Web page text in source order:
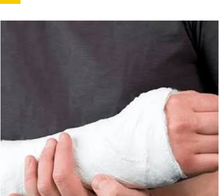
Німецька модель соціального страхування
від нещасних випадків
Порівняння української та німецької моделей
соціального страхування від нещасних випадків на
виробництві свідчить про значну перевагу німецької
систем...
Докладніше